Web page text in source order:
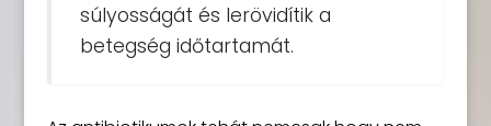
súlyosságát és lerövidítik a
betegség időtartamát.